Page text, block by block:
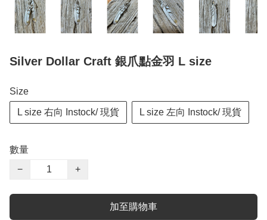
Silver Dollar Craft 銀爪點金羽 L size
Size
L size 右向 Instock/ 現貨 L size 左向 Instock/ 現貨
數量
−
+
加至購物車